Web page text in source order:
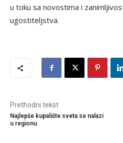
u toku sa novostima i
ugostiteljstva.
Prethodni tekst
Najlepše kupalište sveta se nalazi
u regionu